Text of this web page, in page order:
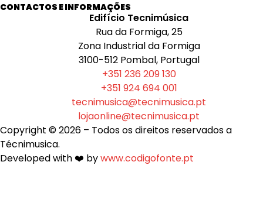
CONTACTOS E INFORMAÇÕES
Edifício Tecnimúsica
Rua da Formiga, 25
Zona Industrial da Formiga
3100-512 Pombal, Portugal
+351 236 209 130
+351 924 694 001
tecnimusica@tecnimusica.pt
lojaonline@tecnimusica.pt
Copyright © 2026 – Todos os direitos reservados a
Técnimusica.
Developed with ❤️ bywww.codigofonte.pt